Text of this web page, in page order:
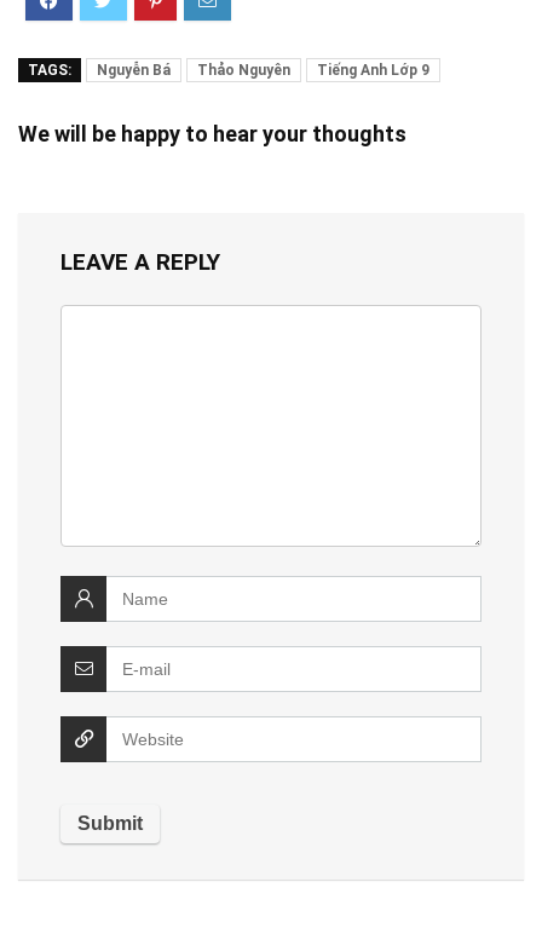
TAGS: Nguyễn Bá Thảo Nguyên Tiếng Anh Lớp 9
We will be happy to hear your thoughts
LEAVE A REPLY